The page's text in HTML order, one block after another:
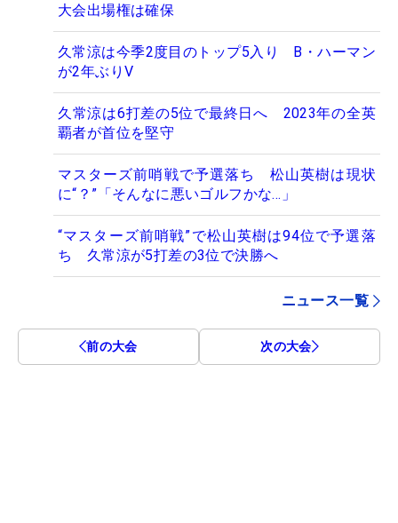
大会出場権は確保
久常涼は今季2度目のトップ5入り B・ハーマン
が2年ぶりV
久常涼は6打差の5位で最終日へ 2023年の全英
覇者が首位を堅守
マスターズ前哨戦で予選落ち 松山英樹は現状
に“？”「そんなに悪いゴルフかな…」
“マスターズ前哨戦”で松山英樹は94位で予選落
ち 久常涼が5打差の3位で決勝へ
ニュース一覧
前の大会 次の大会